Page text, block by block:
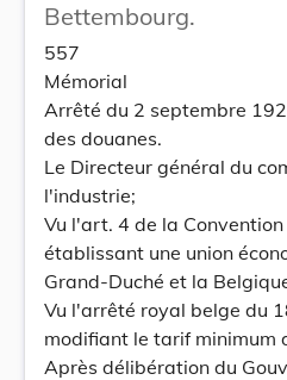
Bettembourg.
557
Mémorial
Arrêté du 2 septembre
des douanes.
Le Directeur général du
l'industrie;
Vu l'art. 4 de la
établissant une union
Grand-Duché et la
Vu l'arrêté royal belge du
modifiant le tarif minimum
Après délibération du